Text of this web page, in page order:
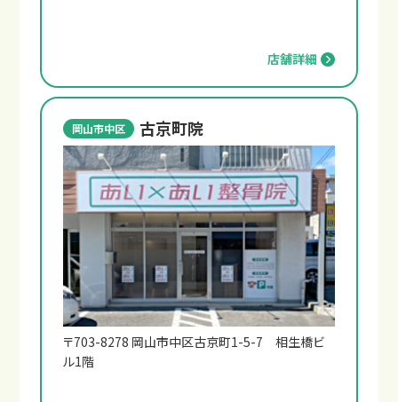
店舗詳細
岡山市中区 古京町院
〒703-8278 岡山市中区古京町1-5-7 相生橋ビ
ル1階